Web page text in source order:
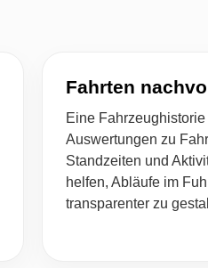
Fahrten
Eine Fahrzeughistorie
Auswertungen zu
Standzeiten und
helfen, Abläufe im
transparenter zu